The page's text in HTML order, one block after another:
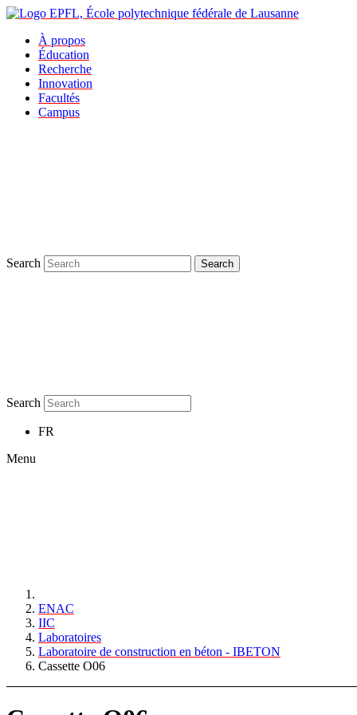
À propos
Éducation
Recherche
Innovation
Facultés
Campus
Search Search
Search
FR
Menu
ENAC
IIC
Laboratoires
Laboratoire de construction en béton - IBETON
Cassette O06